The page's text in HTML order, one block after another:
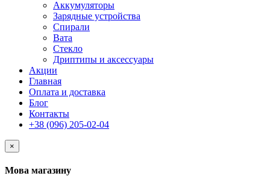
Аккумуляторы
Зарядные устройства
Спирали
Вата
Стекло
Дриптипы и аксессуары
Акции
Главная
Оплата и доставка
Блог
Контакты
+38 (096) 205-02-04
×
Мова магазину